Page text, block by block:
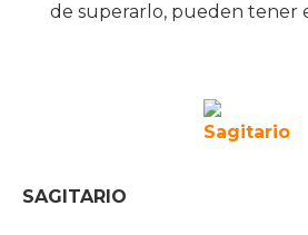
de superarlo, pueden tener
SAGITARIO